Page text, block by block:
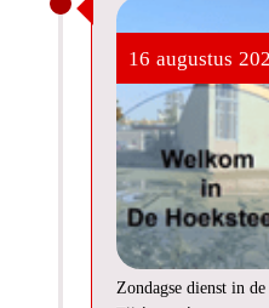
16 augustus
Zondagse dienst in